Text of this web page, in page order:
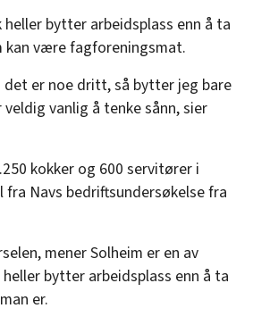
bytter arbeidsplass enn å ta
kan være fagforeningsmat.
er noe dritt, så bytter jeg bare
vanlig å tenke sånn, sier
kokker og 600 servitører i
fra Navs bedriftsundersøkelse fra
mener Solheim er en av
bytter arbeidsplass enn å ta
er.